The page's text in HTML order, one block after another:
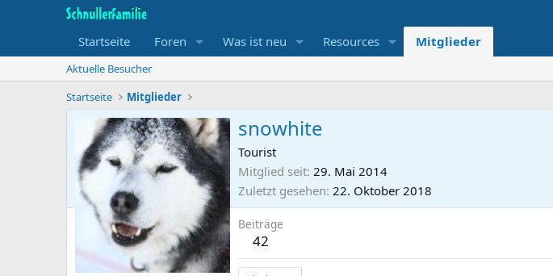
Startseite Foren Was ist neu Resources Mitglieder
Aktuelle Besucher
Startseite
Mitglieder
snowhite
Tourist
Mitglied seit 29. Mai 2014
Zuletzt gesehen 22. Oktober 2018
Beiträge
42